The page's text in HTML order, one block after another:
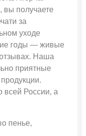
вы получаете
за
уходе
годы — живые
Наша
приятные
всей России, а
пенье,